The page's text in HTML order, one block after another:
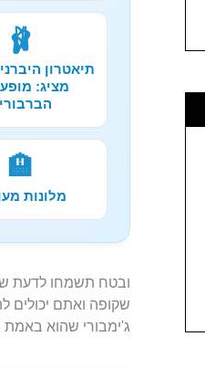
🩰
תיאטרון
מציג:
🏨
מלונות
ובטח תשמחו לדעת
שקופה ואתם יכולים
ג'ימבורי שהוא באמת